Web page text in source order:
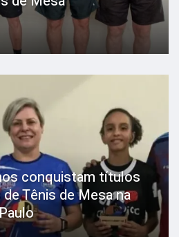
conquistam títulos
Tênis de Mesa na